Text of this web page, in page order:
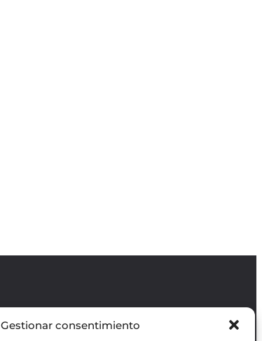
Gestionar consentimiento
Revista GODOT
es una revista